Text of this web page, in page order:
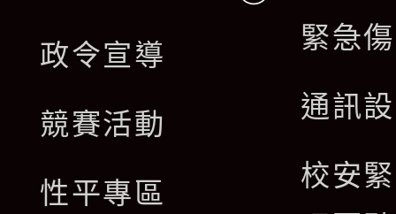
開
政令宣導
競賽活動
性平專區
緊急
通訊
校安